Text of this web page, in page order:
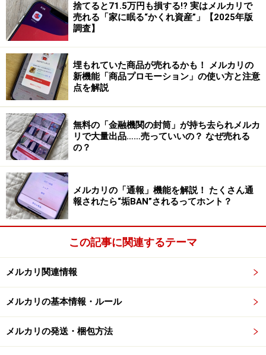
子どもの持ちものには名前が書かれていることが少なく
ありません。それは靴でも同じではないでしょうか。も
し名前が書かれていて洗剤などで消せるようであれば、
手間でも消しておきましょう。
どうしても消えない場合には、名前をマジックなどで塗
りつぶするのもアリです。もしくは名前が分かっても問
題ないと思うならば、「名前が書いてあります」と商品
説明に書いておきます。ただし、その部分の写真は掲載
してはいけません。
捨てると71.5万円も損する!? 実はメルカリで
売れる「家に眠る“かくれ資産”」【2025年版
調査】
埋もれていた商品が売れるかも！ メルカリの
新機能「商品プロモーション」の使い方と注意
点を解説
無料の「金融機関の封筒」が持ち去られメルカ
リで大量出品……売っていいの？ なぜ売れる
の？
メルカリの「通報」機能を解説！ たくさん通
報されたら“垢BAN”されるってホント？
この記事に関連するテーマ
メルカリ関連情報
メルカリの基本情報・ルール
メルカリの発送・梱包方法